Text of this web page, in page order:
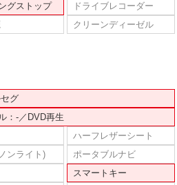
グストップ
ドライブレコーダー
クリーンディーゼル
グ
：-／DVD再生
ハーフレザーシート
ンライト)
ポータブルナビ
スマートキー